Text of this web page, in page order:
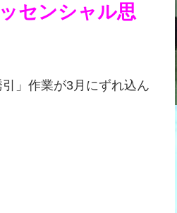
センシャル思
」作業が3月にずれ込ん